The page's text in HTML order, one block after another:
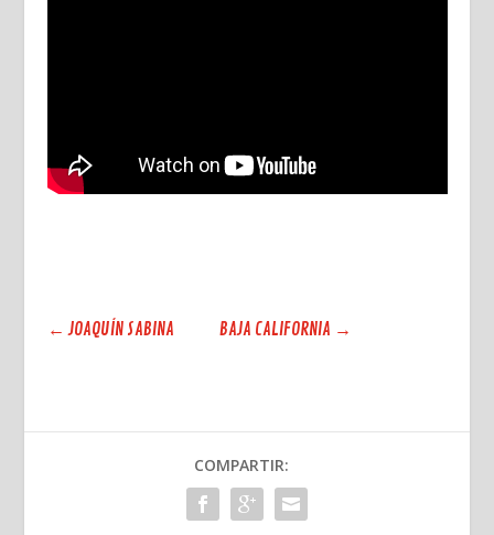
←JOAQUÍN SABINA BAJA CALIFORNIA →
COMPARTIR: